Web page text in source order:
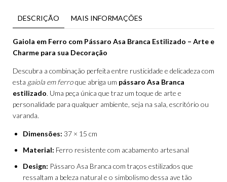
DESCRIÇÃO MAIS INFORMAÇÕES
Gaiola em Ferro com Pássaro Asa Branca Estilizado – Arte e
Charme para sua Decoração
Descubra a combinação perfeita entre rusticidade e delicadeza com
esta gaiola em ferroque abriga um pássaro Asa Branca
estilizado. Uma peça única que traz um toque de arte e
personalidade para qualquer ambiente, seja na sala, escritório ou
varanda.
Dimensões: 37 × 15 cm
Material: Ferro resistente com acabamento artesanal
Design: Pássaro Asa Branca com traços estilizados que
ressaltam a beleza natural e o simbolismo dessa ave tão